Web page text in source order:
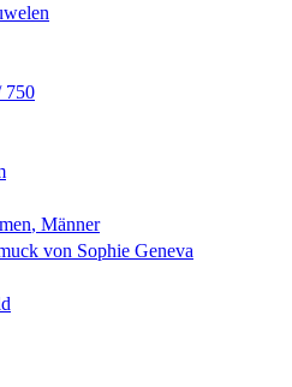
750
, Männer
von Sophie Geneva